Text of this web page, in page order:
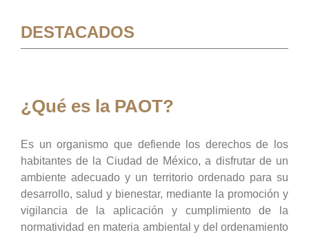
DESTACADOS
¿Qué es la PAOT?
Es un organismo que defiende los derechos de los
habitantes de la Ciudad de México, a disfrutar de un
ambiente adecuado y un territorio ordenado para su
desarrollo, salud y bienestar, mediante la promoción y
vigilancia de la aplicación y cumplimiento de la
normatividad en materia ambiental y del ordenamiento